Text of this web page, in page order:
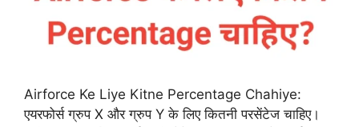
Airforce Ke Liye Kitne Percentage Chahiye:
एयरफोर्स ग्रुप X और ग्रुप Y के लिए कितनी परसेंटेज चाहिए।